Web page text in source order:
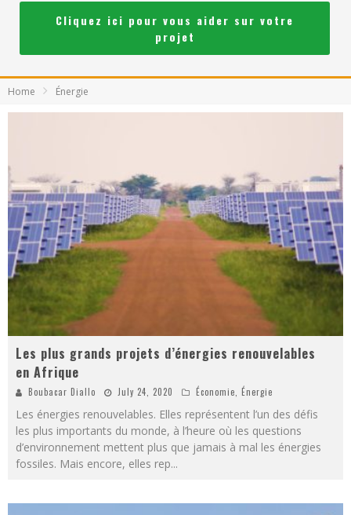
Cliquez ici pour vous aider sur votre
projet
Home Énergie
Les plus grands projets d’énergies renouvelables
en Afrique
Boubacar Diallo July 24, 2020 Économie, Énergie
Les énergies renouvelables. Elles représentent l’un des défis
les plus importants du monde, à l’heure où les questions
d’environnement mettent plus que jamais à mal les énergies
fossiles. Mais encore, elles rep...